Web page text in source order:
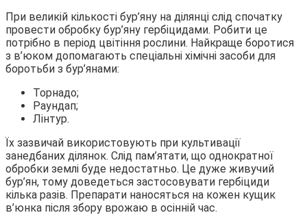
При великій кількості бур’яну на ділянці слід спочатку
провести обробку бур’яну гербіцидами. Робити це
потрібно в період цвітіння рослини. Найкраще боротися
з в’юком допомагають спеціальні хімічні засоби для
боротьби з бур’янами:
Торнадо;
Раундап;
Лінтур.
Їх зазвичай використовують при культивації
занедбаних ділянок. Слід пам’ятати, що однократної
обробки землі буде недостатньо. Це дуже живучий
бур’ян, тому доведеться застосовувати гербіциди
кілька разів. Препарати наносяться на кожен кущик
в’юнка після збору врожаю в осінній час.